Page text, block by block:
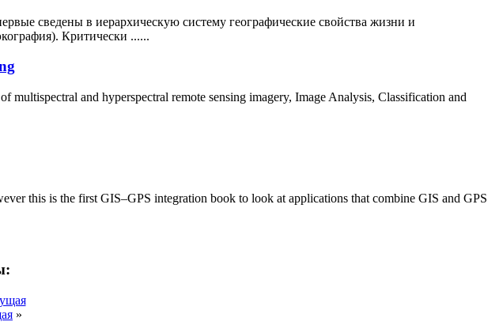
сведены в иерархическую систему географические свойства жизни и
Критически ......
multispectral and hyperspectral remote sensing imagery, Image Analysis, Classification and
this is the first GIS–GPS integration book to look at applications that combine GIS and GPS
»